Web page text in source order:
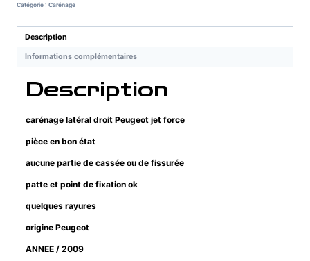
droit
jet
force
Catégorie : Carénage
Description
Informations complémentaires
Description
carénage latéral droit Peugeot jet force
pièce en bon état
aucune partie de cassée ou de fissurée
patte et point de fixation ok
quelques rayures
origine Peugeot
ANNEE / 2009